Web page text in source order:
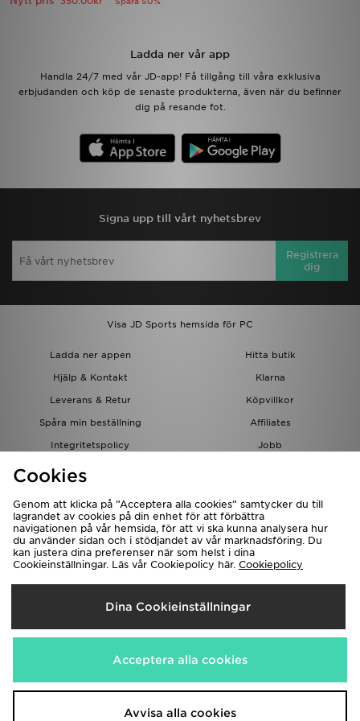
Ladda ner vår app
Handla 24/7 med vår JD-app! Få tillgång till våra exklusiva
erbjudanden och köp de senaste produkterna, även när du befinner
dig på resande fot.
Signa upp till vårt nyhetsbrev
Registrera
dig
Visa JD Sports hemsida för PC
Ladda ner appen
Hitta butik
Hjälp & Kontakt
Klarna
Leverans & Retur
Köpvillkor
Spåra min beställning
Affiliates
Integritetspolicy
Jobb
JD-bloggen
Levererar Till
Sverige
Vi accepterar följande betalningssätt
Besök bolagets hemsida på www.jdplc.com
Mitt JD
Cookies
Genom att klicka på ”Acceptera alla cookies” samtycker du till
lagrandet av cookies på din enhet för att förbättra
navigationen på vår hemsida, för att vi ska kunna analysera hur
du använder sidan och i stödjandet av vår marknadsföring. Du
kan justera dina preferenser när som helst i dina
Cookieinställningar. Läs vår Cookiepolicy här. Cookiepolicy
Dina Cookieinställningar
Acceptera alla cookies
Avvisa alla cookies